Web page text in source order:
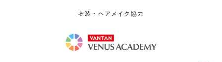
衣装・ヘアメイク協力